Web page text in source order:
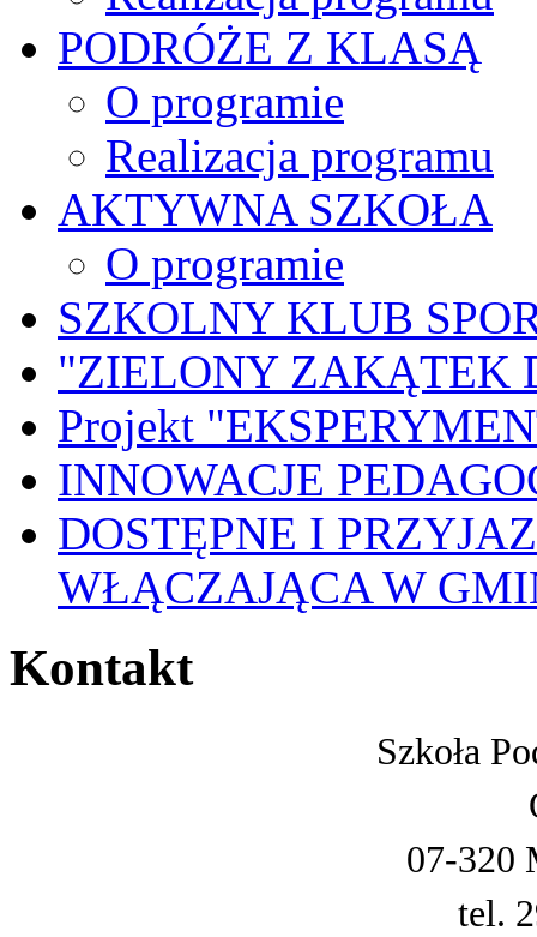
PODRÓŻE Z KLASĄ
O programie
Realizacja programu
AKTYWNA SZKOŁA
O programie
SZKOLNY KLUB
"ZIELONY ZAKĄTEK
Projekt
INNOWACJE
DOSTĘPNE I
WŁĄCZAJĄCA W
Kontakt
Szkoła
07-320
tel.